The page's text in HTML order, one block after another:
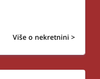
Više o nekretnini >